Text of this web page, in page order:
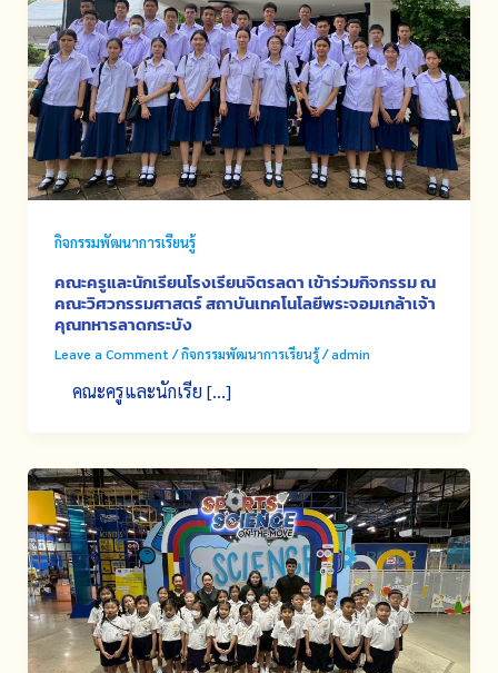
กิจกรรมพัฒนาการเรียนรู้
คณะครูและนักเรียนโรงเรียนจิตรลดา เข้าร่วมกิจกรรม ณ
คณะวิศวกรรมศาสตร์ สถาบันเทคโนโลยีพระจอมเกล้าเจ้า
คุณทหารลาดกระบัง
Leave a Comment /กิจกรรมพัฒนาการเรียนรู้/admin
คณะครูและนักเรีย […]